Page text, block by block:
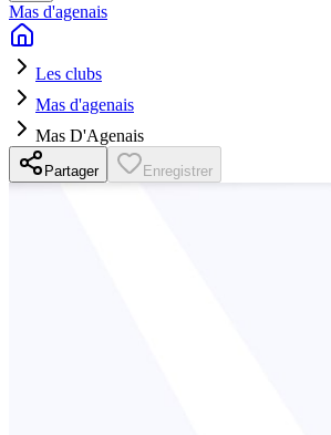
Mas d'agenais
Les clubs
Mas d'agenais
Mas D'Agenais
Partager Enregistrer